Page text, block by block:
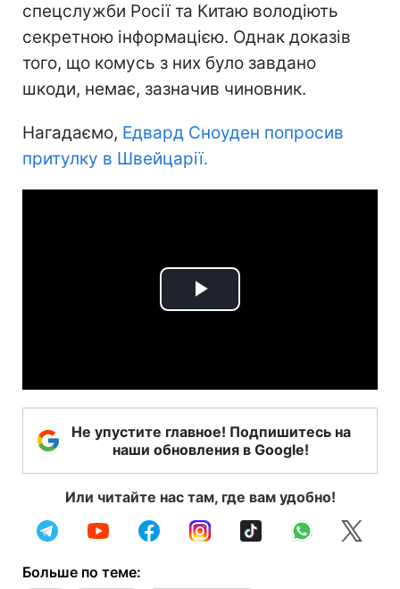
спецслужби Росії та Китаю володіють
секретною інформацією. Однак доказів
того, що комусь з них було завдано
шкоди, немає, зазначив чиновник.
Нагадаємо, Едвард Сноуден попросив
притулку в Швейцарії.
Play
Не упустите главное! Подпишитесь на
наши обновления в Google!
Или читайте нас там, где вам удобно!
Больше по теме: